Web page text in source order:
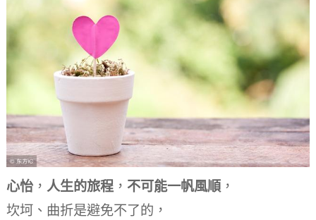
心怡， 人生的旅程 ， 不可能一帆風順 ，
坎坷、曲折是避免不了的 ，